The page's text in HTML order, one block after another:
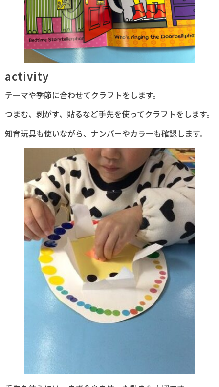
activity
テーマや季節に合わせてクラフトをします。
つまむ、剥がす、貼るなど手先を使ってクラフトをします。
知育玩具も使いながら、ナンバーやカラーも確認します。